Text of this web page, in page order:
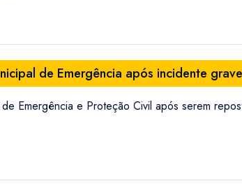
de Emergência após incidente grave
Emergência e Proteção Civil após serem